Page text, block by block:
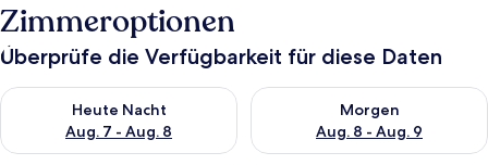
Zimmeroptionen
Überprüfe die Verfügbarkeit für diese Daten
Heute Nacht
Aug. 7 - Aug. 8
Überprüfe die Verfügbarkeit für heute Nacht, Aug. 7 - Aug. 8.
Morgen
Aug. 8 - Aug. 9
Überprüfe die Verfügbarkeit